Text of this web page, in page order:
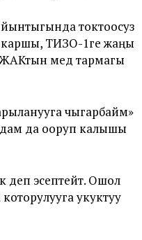
токтоосуз
каршы, ТИЗО-1ге жаңы
ЖАКтын мед тармагы
чыгарбайм»
да ооруп калышы
деп эсептейт. Ошол
укуктуу